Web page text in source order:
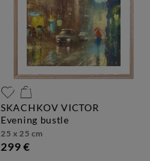
SKACHKOV VICTOR
evening bustle
25 x 25 cm
299 €